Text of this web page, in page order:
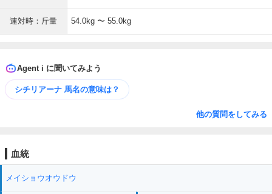
連対時：斤量 54.0kg 〜 55.0kg
Agent i に聞いてみよう
シチリアーナ 馬名の意味は？
他の質問をしてみる
血統
メイショウオウドウ